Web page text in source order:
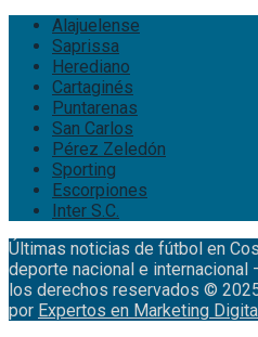
Alajuelense
Saprissa
Herediano
Cartaginés
Puntarenas
San Carlos
Pérez Zeledón
Sporting
Escorpiones
Inter S.C.
Últimas noticias de fútbol en
deporte nacional e internacional
los derechos reservados ©
por Expertos en Marketing